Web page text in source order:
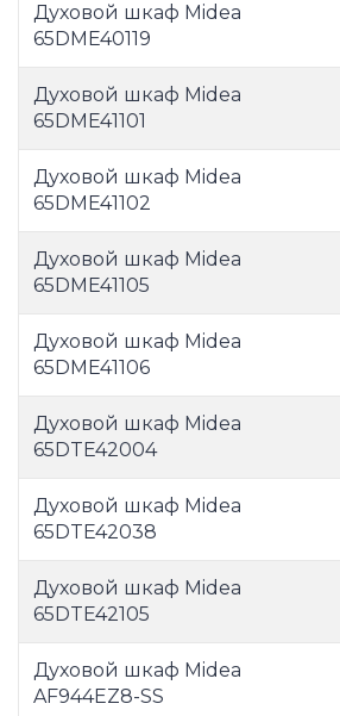
Духовой шкаф Midea
65DME40119
Духовой шкаф Midea
65DME41101
Духовой шкаф Midea
65DME41102
Духовой шкаф Midea
65DME41105
Духовой шкаф Midea
65DME41106
Духовой шкаф Midea
65DTE42004
Духовой шкаф Midea
65DTE42038
Духовой шкаф Midea
65DTE42105
Духовой шкаф Midea
AF944EZ8-SS